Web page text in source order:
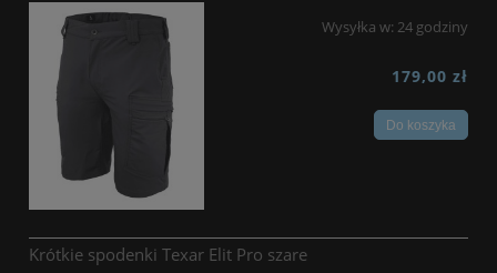
Wysyłka w: 24 godziny
179,00 zł
Do koszyka
Krótkie spodenki Texar Elit Pro szare